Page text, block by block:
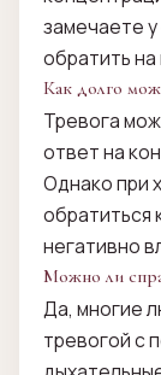
замечаете
обратить
Как долго
Тревога
ответ на
Однако при
обратиться
негативно
Можно ли
Да, многие
тревогой с